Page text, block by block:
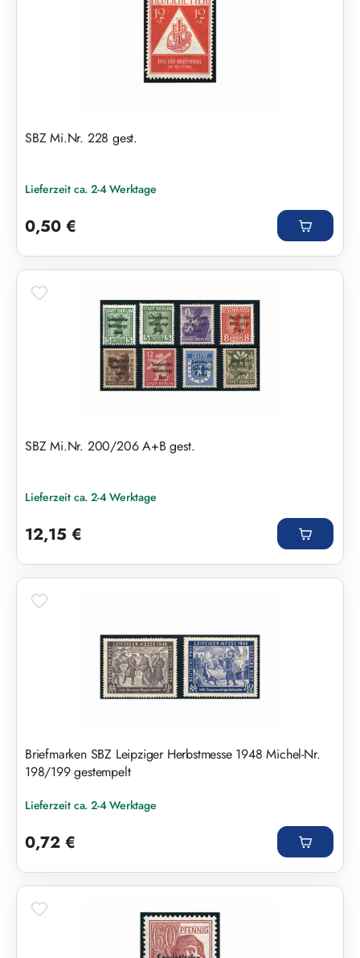
SBZ Mi.Nr. 228 gest.
Lieferzeit ca. 2-4 Werktage
0,50 €
SBZ Mi.Nr. 200/206 A+B gest.
Lieferzeit ca. 2-4 Werktage
12,15 €
Briefmarken SBZ Leipziger Herbstmesse 1948 Michel-Nr.
198/199 gestempelt
Lieferzeit ca. 2-4 Werktage
0,72 €